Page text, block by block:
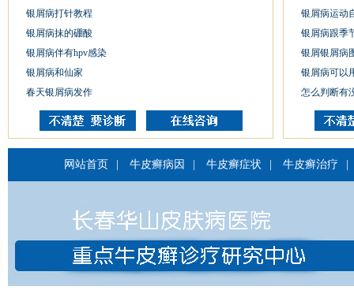
银屑病打针教程
银屑病抹的硼酸
银屑病伴有hpv感染
银屑病和仙家
春天银屑病发作
银屑病运动
银屑病跟季
银屑银屑病
银屑病可以
怎么判断有
网站首页 牛皮癣病因 牛皮癣症状 牛皮癣治疗